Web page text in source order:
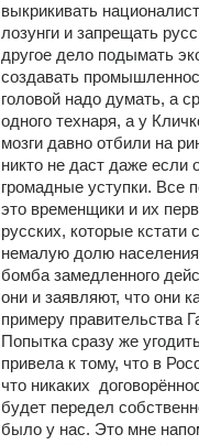
выкрикивать
лозунги и запрещать
другое дело подымать
создавать
головой надо думать, а
одного технаря, а у
мозги давно отбили на
никто не даст даже если
громадные уступки. Все
это временщики и их
русских, которые кстати
немалую долю
бомба замедленного
они и заявляют, что они
примеру правительства
Попытка сразу же
привела к тому, что в
что никаких
будет передел
было у нас. Это мне